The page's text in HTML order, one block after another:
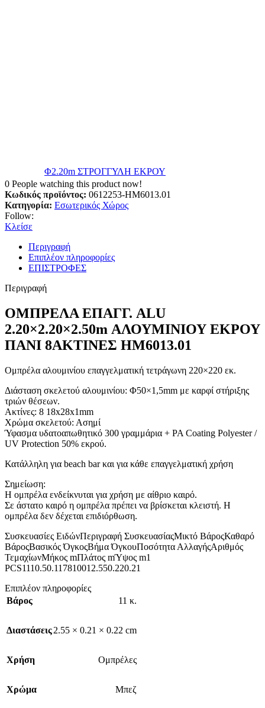
Φ2.20m ΣΤΡΟΓΓΥΛΗ ΕΚΡΟΥ
0 People watching this product now!
Κωδικός προϊόντος: 0612253-HM6013.01
Κατηγορία: Εσωτερικός Χώρος
Follow:
Κλείσε
Περιγραφή
Επιπλέον πληροφορίες
ΕΠΙΣΤΡΟΦΕΣ
Περιγραφή
ΟΜΠΡΕΛΑ ΕΠΑΓΓ. ALU
2.20×2.20×2.50m ΑΛΟΥΜΙΝΙΟΥ ΕΚΡΟΥ
ΠΑΝΙ 8ΑΚΤΙΝΕΣ HM6013.01
Ομπρέλα αλουμινίου επαγγελματική τετράγωνη 220×220 εκ.
Διάσταση σκελετού αλουμινίου: Φ50×1,5mm με καρφί στήριξης
τριών θέσεων.
Ακτίνες: 8 18x28x1mm
Χρώμα σκελετού: Ασημί
Ύφασμα υδατοαπωθητικό 300 γραμμάρια + PA Coating Polyester /
UV Protection 50% εκρού.
Κατάλληλη για beach bar και για κάθε επαγγελματική χρήση
Σημείωση:
Η ομπρέλα ενδείκνυται για χρήση με αίθριο καιρό.
Σε άστατο καιρό η ομπρέλα πρέπει να βρίσκεται κλειστή. Η
ομπρέλα δεν δέχεται επιδιόρθωση.
Συσκευασίες ΕιδώνΠεριγραφή ΣυσκευασίαςΜικτό ΒάροςΚαθαρό
ΒάροςΒασικός ΌγκοςΒήμα ΌγκουΠοσότητα ΑλλαγήςΑριθμός
ΤεμαχίωνΜήκος mΠλάτος mΎψος m1
PCS1110.50.117810012.550.220.21
Επιπλέον πληροφορίες
Βάρος
11 κ.
Διαστάσεις2.55 × 0.21 × 0.22 cm
Χρήση Ομπρέλες
Χρώμα Μπεζ